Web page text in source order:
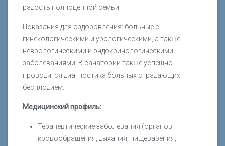
радость полноценной семьи.
Показания для оздоровления: больные с
гинекологическими и урологическими, а также
неврологическими и эндокринологическими
заболеваниями. В санатории также успешно
проводится диагностика больных страдающих
бесплодием.
Медицинский профиль:
Терапевтические заболевания (органов
кровообращения, дыхания, пищеварения,